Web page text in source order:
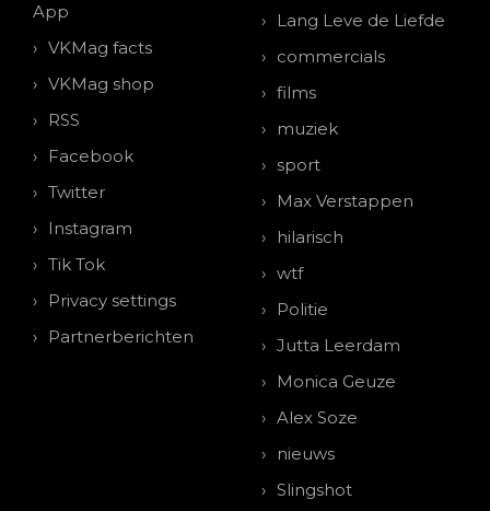
App
VKMag facts
VKMag shop
RSS
Facebook
Twitter
Instagram
Tik Tok
Privacy settings
Partnerberichten
Lang Leve de Liefde
commercials
films
muziek
sport
Max Verstappen
hilarisch
wtf
Politie
Jutta Leerdam
Monica Geuze
Alex Soze
nieuws
Slingshot